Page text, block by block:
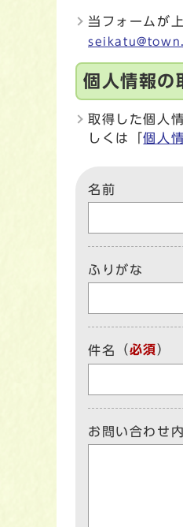
当フォームが
個人情報の
取得した個人
しくは「個人
名前
ふりがな
件名 （必須）
お問い合わせ